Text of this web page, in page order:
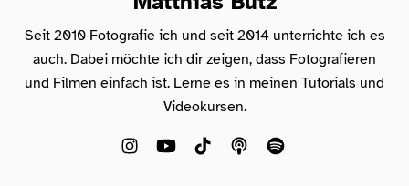
Seit 2010 Fotografie ich und seit 2014 unterrichte ich es
auch. Dabei möchte ich dir zeigen, dass Fotografieren
und Filmen einfach ist. Lerne es in meinen Tutorials und
Videokursen.